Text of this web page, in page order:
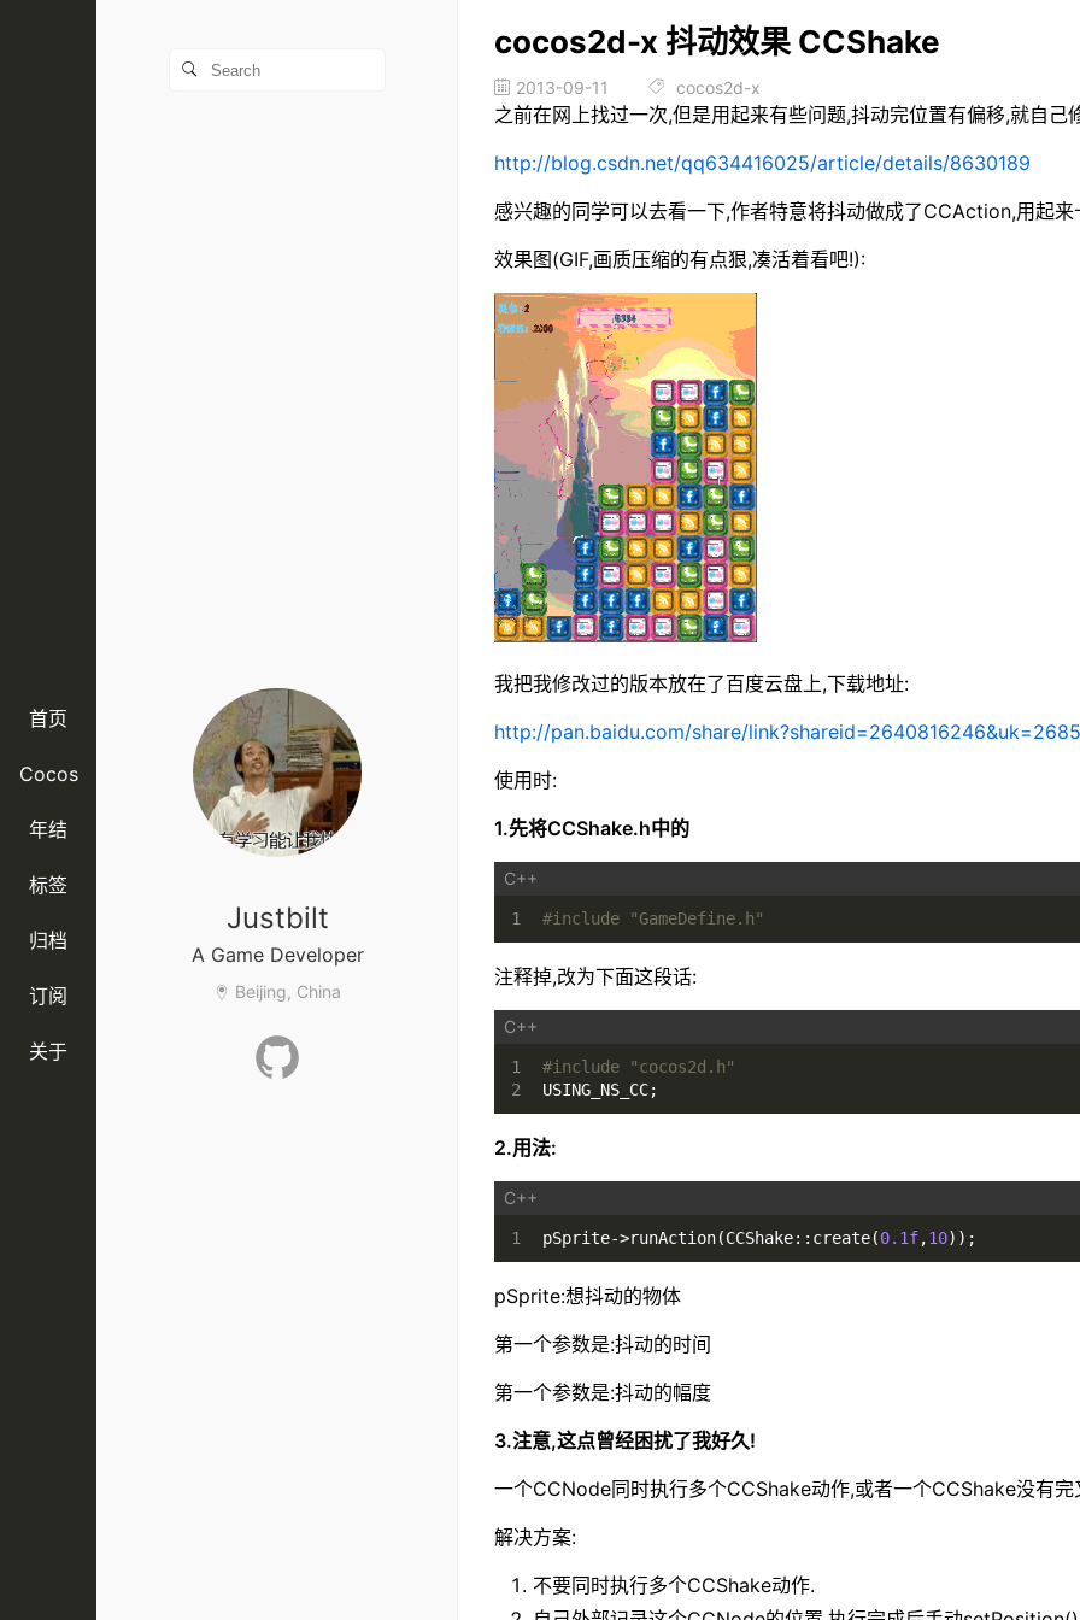
首页
Cocos
年结
标签
归档
订阅
关于
Justbilt
A Game Developer
Beijing, China
cocos2d-x 抖动效果 CCShake
2013-09-11 cocos2d-x
之前在网上找过一次,但是用起来有些问题,抖动完位置有偏移,就自己
http://blog.csdn.net/qq634416025/article/details/8630189
感兴趣的同学可以去看一下,作者特意将抖动做成了CCAction,用起来
效果图(GIF,画质压缩的有点狠,凑活着看吧!):
我把我修改过的版本放在了百度云盘上,下载地址:
http://pan.baidu.com/share/
使用时:
1.先将CCShake.h中的
1 #include "GameDefine.h"
注释掉,改为下面这段话:
1
2
#include
"cocos2d.h"
USING_NS_CC;
2.用法:
1 pSprite->runAction(CCShake::create(0.1f,10));
pSprite:想抖动的物体
第一个参数是:抖动的时间
第一个参数是:抖动的幅度
3.注意,这点曾经困扰了我好久!
一个CCNode同时执行多个CCShake动作,或者一个CCShake没有
解决方案:
不要同时执行多个CCShake动作.